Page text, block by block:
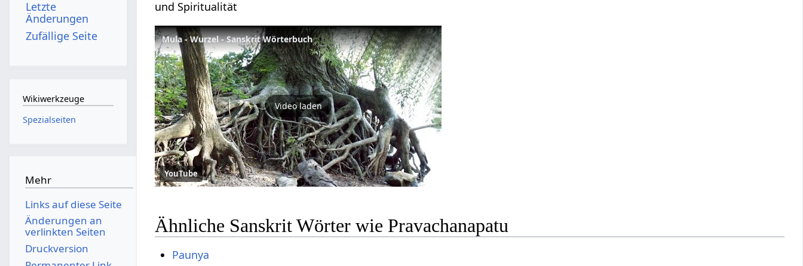
und Spiritualität
Mula - Wurzel - Sanskrit Wörterbuch
Video laden
YouTube
Ähnliche Sanskrit Wörter wie Pravachanapatu
Paunya
Letzte
Änderungen
Zufällige Seite
Wikiwerkzeuge
Spezialseiten
Mehr
Links auf diese Seite
Änderungen an
verlinkten Seiten
Druckversion